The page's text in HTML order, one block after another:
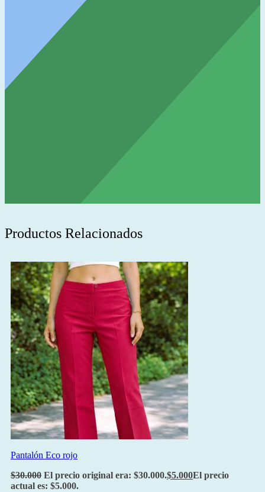
Productos Relacionados
Pantalón Eco rojo
$30.000 El precio original era: $30.000.$5.000El precio
actual es: $5.000.